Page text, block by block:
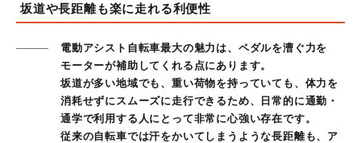
坂道や長距離も楽に走れる利便性
電動アシスト自転車最大の魅力は、ペダルを漕ぐ力を
モーターが補助してくれる点にあります。
坂道が多い地域でも、重い荷物を持っていても、体力を
消耗せずにスムーズに走行できるため、日常的に通勤・
通学で利用する人にとって非常に心強い存在です。
従来の自転車では汗をかいてしまうような長距離も、ア